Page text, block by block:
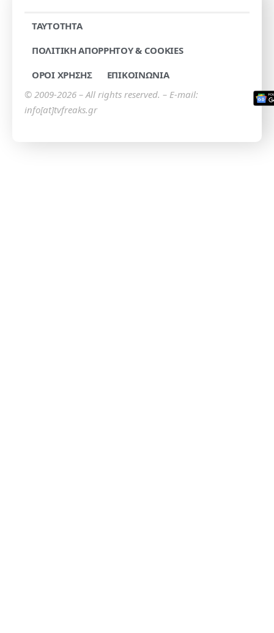
TAYTOTHTA
ΠΟΛΙΤΙΚΗ ΑΠΟΡΡΗΤΟΥ & COOKIES
ΟΡΟΙ ΧΡΗΣΗΣ
ΕΠΙΚΟΙΝΩΝΙΑ
© 2009-2026 – All rights reserved. – E-mail:
info[at]tvfreaks.gr